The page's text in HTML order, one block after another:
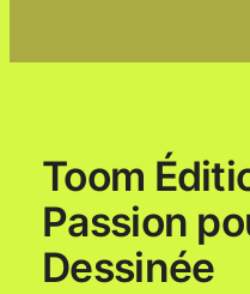
Toom
Passion
Dessinée